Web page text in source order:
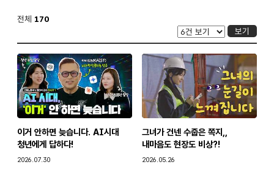
전략 이었던 거죠.
이런 심각한 사례는 또 있습니다.
바로 세계적인 조립식 가구 기업 이케요!
이케요는 채용 공고문 자체를 가구 조립설명서로 만들어 매장에
전시된 제품 박스 안에 슬쩍 넣었는데요.
즉, 이케요라는 회사를 진심으로 사랑하고 가구 조립을 즐기는
타입의 사람만 타깃으로 한 거죠. 이는 완전 운명적인 채용이기도
했습니다.
이 운명적인 채용의 결과는 대성공인데요.
그중 280명이 넘는 우수 인재를 뽑는 성과를 냈습니다.
전체 170
보기
이거 안하면 늦습니다. AI시대
청년에게 답하다!
작성일
2026.07.30
그녀가 건넨 수줍은 쪽지,,
내마음도 현장도 비상?!
작성일
2026.05.26